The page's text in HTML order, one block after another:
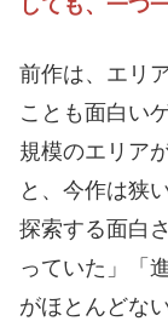
しても、一つ
前作は、エリ
ことも面白い
規模のエリア
と、今作は狭
探索する面白
っていた」「
がほとんどない